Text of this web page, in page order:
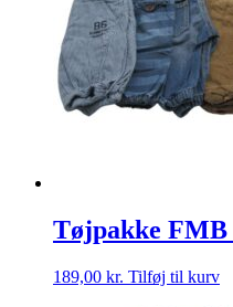
Tøjpakke FMB
189,00 kr. Tilføj til kurv